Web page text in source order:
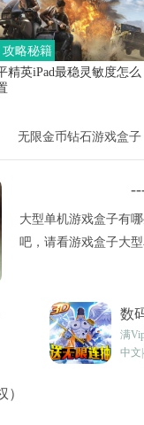
精英iPad最稳灵敏度怎么
攻略秘籍
无限金币钻石游戏盒子
大型单机游戏盒子有
吧，请看游戏盒子大型
数
特
满
中文